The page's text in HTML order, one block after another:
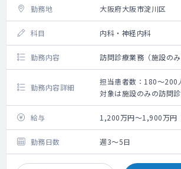
勤務地 大阪府大阪市淀川区
科目 内科・神経内科
勤務内容 訪問診療業務（施設のみ
勤務内容詳細
担当患者数：180～200
対象は施設のみの訪問診
給与 1,200万円～1,900万円
勤務日数 週3～5日